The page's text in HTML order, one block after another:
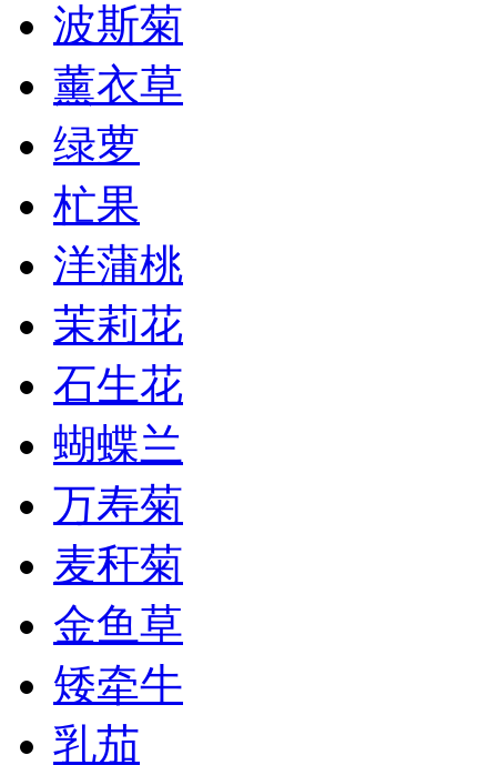
波斯菊
薰衣草
绿萝
杧果
洋蒲桃
茉莉花
石生花
蝴蝶兰
万寿菊
麦秆菊
金鱼草
矮牵牛
乳茄